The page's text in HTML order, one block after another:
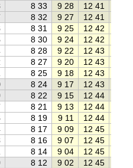
8 33 9 28 12 41
8 32 9 27 12 41
8 31 9 25 12 42
8 30 9 24 12 42
8 28 9 22 12 43
8 27 9 20 12 43
8 25 9 18 12 43
8 24 9 17 12 43
8 22 9 15 12 44
8 21 9 13 12 44
8 19 9 11 12 44
8 17 9 09 12 45
8 16 9 07 12 45
8 14 9 04 12 45
8 12 9 02 12 45